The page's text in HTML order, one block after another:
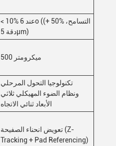
< 10% عند 6o ((+ 50% التسامح،
دقة 5μm)
500 ميكرومتر
تكنولوجيا التحول المرحلي
ونظام الضوء المهيكلي ثلاثي
الأبعاد ثنائي الاتجاه
تعويض انحناء الصفيحة (Z-
Tracking + Pad Referencing)